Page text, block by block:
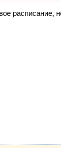
расписание,